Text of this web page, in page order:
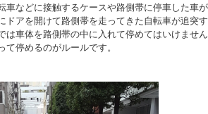
車などに接触するケースや路側帯に停車した車
ドアを開けて路側帯を走ってきた自転車が追突
は車体を路側帯の中に入れて停めてはいけませ
て停めるのがルールです。